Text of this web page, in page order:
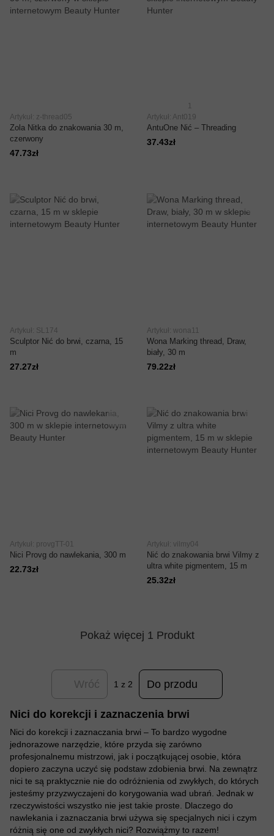
Artykuł: z-thread05
Zola Nitka do znakowania 30 m,
czerwony
47.73zł
1
Artykuł: Ant019
AntuOne Nić – Threading
37.43zł
Artykuł: SL174
Sculptor Nić do brwi, czarna, 15
m
27.27zł
Artykuł: wona11
Wona Marking thread, Draw,
biały, 30 m
79.22zł
Artykuł: provgTT-01
Nici Provg do nawlekania, 300 m
22.73zł
Artykuł: vilmy04
Nić do znakowania brwi Vilmy z
ultra white pigmentem, 15 m
25.32zł
Pokaż więcej 1 Produkt
Wróć 1 z 2 Do przodu
Nici do korekcji i zaznaczenia brwi
Nici do korekcji i zaznaczania brwi – To bardzo wygodne
jednorazowe narzędzie, które przyda się zarówno
profesjonalnemu mistrzowi, jak i początkującej osobie, która
dopiero zaczyna uczyć się podstaw zdobienia brwi. Na zewnątrz
nici te są praktycznie nie do odróżnienia od zwykłych, do których
jesteśmy przyzwyczajeni do korygowania wad ubrań. Jednak w
rzeczywistości wszystko nie jest takie proste. Dlaczego do
nawlekania i zaznaczania brwi używa się specjalnych nici i czym
różnią się one od zwykłych nici? Rozwiążmy to razem!